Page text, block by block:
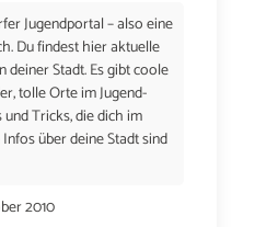
Jugendportal – also eine
Du findest hier aktuelle
deiner Stadt. Es gibt coole
tolle Orte im Jugend-
Tricks, die dich im
über deine Stadt sind
2010